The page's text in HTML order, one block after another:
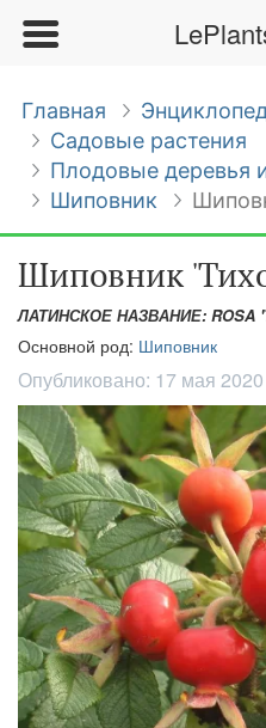
Главная
Садовые растения
Плодовые деревья
Шиповник
Шиповник
ЛАТИНСКОЕ НАЗВАНИЕ: ROSA
Основной род: Шиповник
Опубликовано: 17 мая 2020